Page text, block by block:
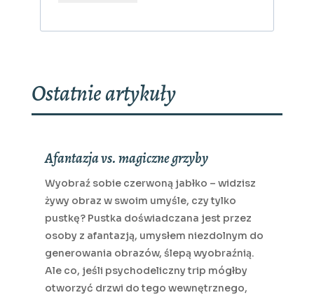
Ostatnie artykuły
Afantazja vs. magiczne grzyby
Wyobraź sobie czerwoną jabłko – widzisz
żywy obraz w swoim umyśle, czy tylko
pustkę? Pustka doświadczana jest przez
osoby z afantazją, umysłem niezdolnym do
generowania obrazów, ślepą wyobraźnią.
Ale co, jeśli psychodeliczny trip mógłby
otworzyć drzwi do tego wewnętrznego,